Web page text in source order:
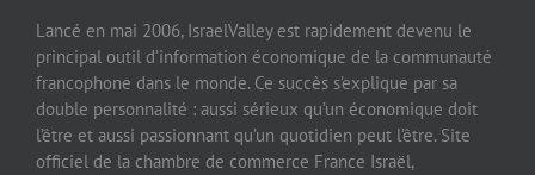
Lancé en mai 2006, IsraelValley est rapidement devenu le
principal outil d’information économique de la communauté
francophone dans le monde. Ce succès s’explique par sa
double personnalité : aussi sérieux qu’un économique doit
l’être et aussi passionnant qu’un quotidien peut l’être. Site
officiel de la chambre de commerce France Israël,